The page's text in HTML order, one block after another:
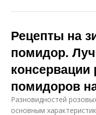
Рецепты на
помидор.
консервации
помидоров
Разновидностей
основным